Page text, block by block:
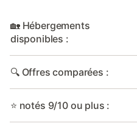
🏡 Hébergements
disponibles :
🔍 Offres comparées :
⭐ notés 9/10 ou plus :